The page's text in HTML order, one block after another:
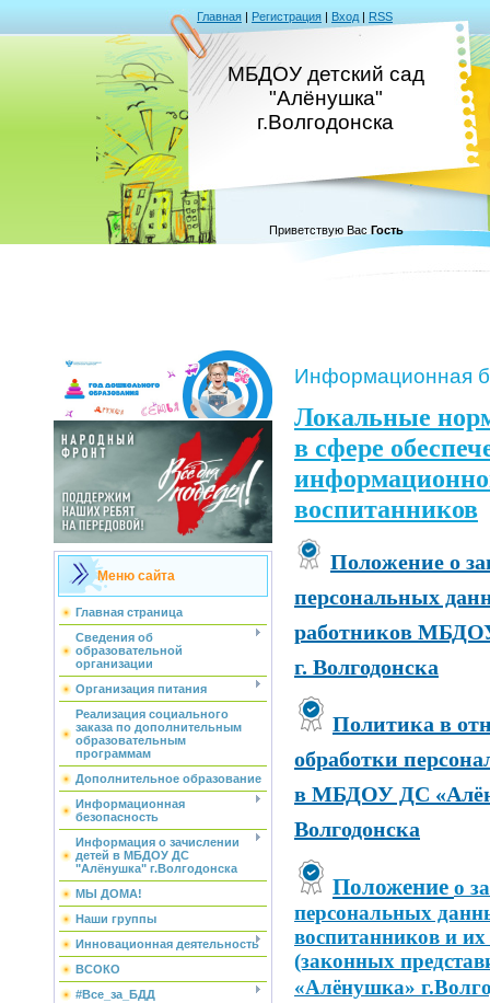
Главная | Регистрация | Вход | RSS
МБДОУ детский сад
"Алёнушка"
г.Волгодонска
Приветствую Вас Гость
Меню сайта
Главная страница
Сведения об
образовательной
организации
Организация питания
Реализация социального
заказа по дополнительным
образовательным
программам
Дополнительное образование
Информационная
безопасность
Информация о зачислении
детей в МБДОУ ДС
"Алёнушка" г.Волгодонска
МЫ ДОМА!
Наши группы
Инновационная деятельность
ВСОКО
#Все_за_БДД
Информационная
Локальные
в сфере
воспитанников
Положение о
персональных
работников
г. Волгодонска
Политика в
обработки
в МБДОУ ДС
Волгодонска
Положение о
персональных
воспитанников и их
(законных
«Алёнушка»